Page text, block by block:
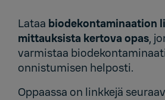
Lataa biodekontaminaation
mittauksista kertova opas,
varmistaa
onnistumisen helposti.
Oppaassa on linkkejä